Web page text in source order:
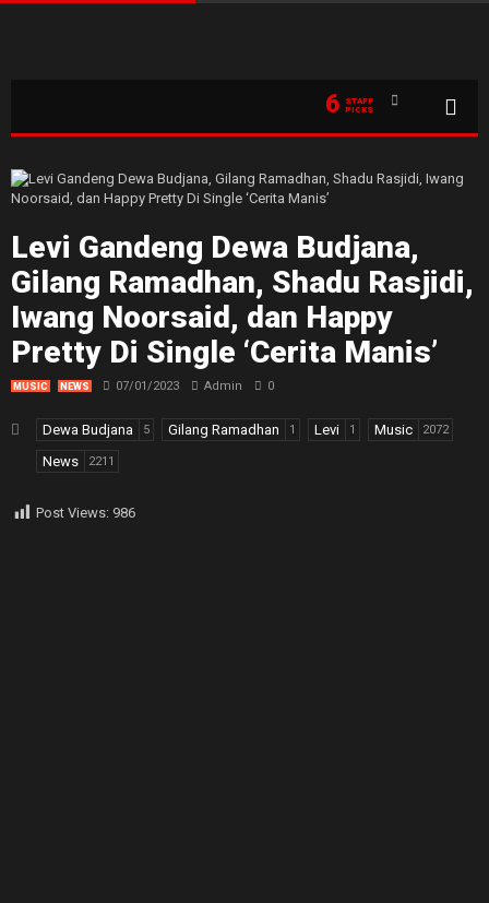
6
STAFF
PICKS
Levi Gandeng Dewa Budjana,
Gilang Ramadhan, Shadu Rasjidi,
Iwang Noorsaid, dan Happy
Pretty Di Single ‘Cerita Manis’
MUSIC NEWS 07/01/2023 Admin 0
Dewa Budjana 5 Gilang Ramadhan 1 Levi 1 Music 2072
News 2211
Post Views: 986